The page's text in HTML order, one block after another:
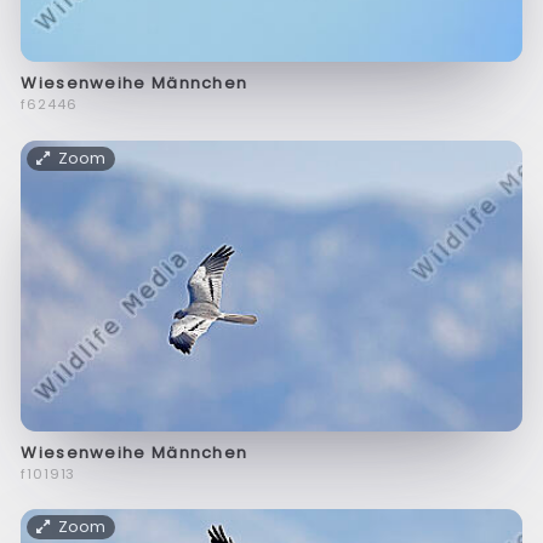
Wiesenweihe Männchen
f62446
Zoom
Wiesenweihe Männchen
f101913
Zoom